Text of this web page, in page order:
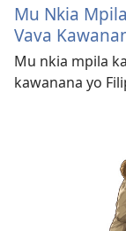
Mu Nkia
Vava
Mu nkia mpila
kawanana yo